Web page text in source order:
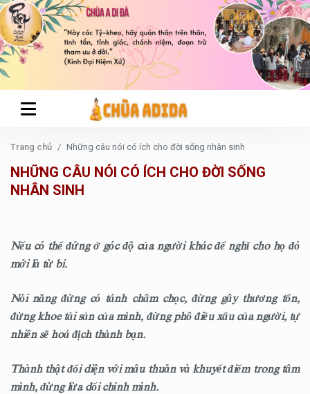
Trang chủ Những câu nói có ích cho đời sống nhân sinh
NHỮNG CÂU NÓI CÓ ÍCH CHO ĐỜI SỐNG
NHÂN SINH
Nếu có thể đứng ở góc độ của người khác để nghĩ cho họ đó
mới là từ bi.
Nói năng đừng có tánh châm chọc, đừng gây thương tổn,
đừng khoe tài sản của mình, đừng phô điều xấu của người, tự
nhiên sẽ hoá địch thành bạn.
Thành thật đối diện với mâu thuẫn và khuyết điểm trong tâm
mình, đừng lừa dối chính mình.